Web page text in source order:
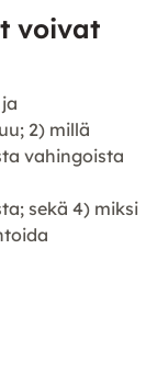
voivat
2) millä
vahingoista
sekä 4) miksi